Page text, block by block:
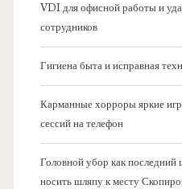
VDI для офисной работы и
сотрудников
Гигиена быта и исправная
Карманные хорроры яркие
сессий на телефон
Головной убор как
носить шляпу к месту